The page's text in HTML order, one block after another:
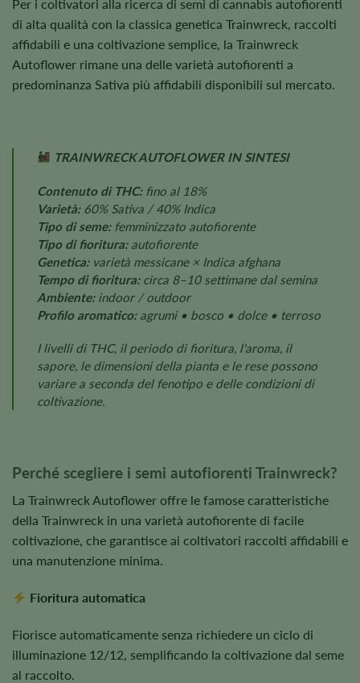
Per i coltivatori alla ricerca di semi di cannabis autofiorenti
di alta qualità con la classica genetica Trainwreck, raccolti
affidabili e una coltivazione semplice, la Trainwreck
Autoflower rimane una delle varietà autofiorenti a
predominanza Sativa più affidabili disponibili sul mercato.
TRAINWRECK AUTOFLOWER IN SINTESI
Contenuto di THC:fino al 18%
Varietà:60% Sativa / 40% Indica
Tipo di seme:femminizzato autofiorente
Tipo di fioritura:autofiorente
Genetica:varietà messicane × Indica afghana
Tempo di fioritura:circa 8–10 settimane dal semina
Ambiente:indoor / outdoor
Profilo aromatico:agrumi • bosco • dolce • terroso
I livelli di THC, il periodo di fioritura, l'aroma, il
sapore, le dimensioni della pianta e le rese possono
variare a seconda del fenotipo e delle condizioni di
coltivazione.
Perché scegliere i semi autofiorenti Trainwreck?
La Trainwreck Autoflower offre le famose caratteristiche
della Trainwreck in una varietà autofiorente di facile
coltivazione, che garantisce ai coltivatori raccolti affidabili e
una manutenzione minima.
Fioritura automatica
Fiorisce automaticamente senza richiedere un ciclo di
illuminazione 12/12, semplificando la coltivazione dal seme
al raccolto.